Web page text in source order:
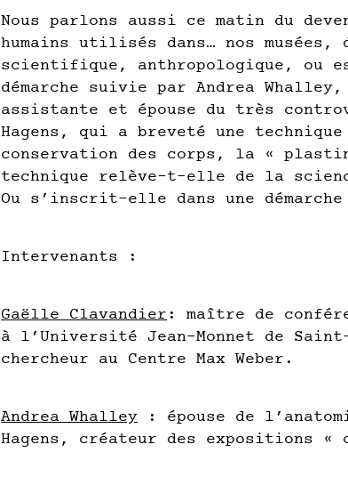
Nous parlons aussi ce matin du
humains utilisés dans… nos musées,
scientifique, anthropologique, ou
démarche suivie par Andrea
assistante et épouse du très
Hagens, qui a breveté une technique
conservation des corps, la «
technique relève-t-elle de la
Ou s’inscrit-elle dans une
Intervenants :
Gaëlle Clavandier: maître de
à l’Université Jean-Monnet de
chercheur au Centre Max Weber.
Andrea Whalley: épouse de
Hagens, créateur des expositions «